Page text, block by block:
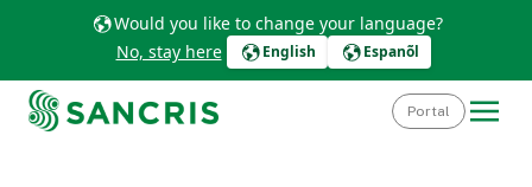
Would you like to change your language?
No, stay here
English Espanõl
Portal